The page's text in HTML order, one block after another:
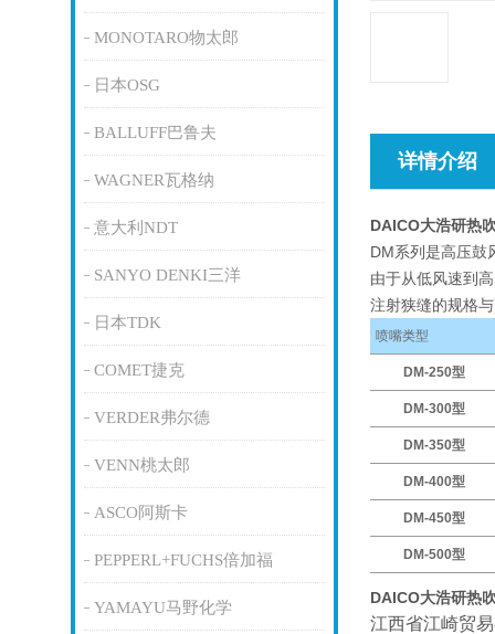
MONOTARO物太郎
日本OSG
BALLUFF巴鲁夫
WAGNER瓦格纳
意大利NDT
SANYO DENKI三洋
日本TDK
COMET捷克
VERDER弗尔德
VENN桃太郎
ASCO阿斯卡
PEPPERL+FUCHS倍加福
YAMAYU马野化学
详情介绍
DAICO大浩研热
DM系列是高压鼓
由于从低风速到
注射狭缝的规格
喷嘴类型
DM-250型
DM-300型
DM-350型
DM-400型
DM-450型
DM-500型
DAICO大浩研热
江西省江崎贸